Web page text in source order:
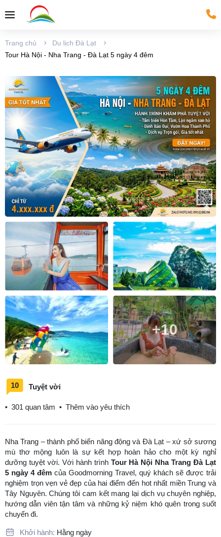
Trang chủ
Du lịch Đà Lạt
Tour Hà Nội - Nha Trang - Đà Lạt 5 ngày 4 đêm
+10
10 Tuyệt vời
• 301 quan tâm • Thêm vào yêu thích
Nha Trang – thành phố biển năng động và Đà Lạt – xứ sở sương
mù thơ mộng luôn là sự kết hợp hoàn hảo cho một kỳ nghỉ
dưỡng tuyệt vời. Với hành trình Tour Hà Nội Nha Trang Đà Lạt
5 ngày 4 đêm của Goodmorning Travel, quý khách sẽ được trải
nghiệm trọn vẹn vẻ đẹp của hai điểm đến hot nhất miền Trung và
Tây Nguyên. Chúng tôi cam kết mang lại dịch vụ chuyên nghiệp,
hướng dẫn viên tận tâm và những kỷ niệm khó quên trong suốt
chuyến đi.
Khởi hành: Hằng ngày